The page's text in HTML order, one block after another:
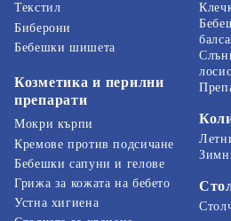
Текстил
Биберони
Бебешки шишета
Козметика и перилни
препарати
Мокри кърпи
Кремове против подсичане
Бебешки сапуни и гелове
Грижа за кожата на бебето
Устна хигиена